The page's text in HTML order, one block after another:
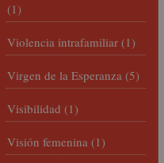
(1)
Violencia intrafamiliar (1)
Virgen de la Esperanza (5)
Visibilidad (1)
Visión femenina (1)